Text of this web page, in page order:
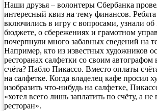
Наши друзья – волонтеры Сбербанка
интересный квиз на тему финансов.
включились в игру с вопросами, узнали об
бюджете, о сбережениях и грамотном
почерпнули много забавных сведений на
Например, кто из известных художников
ресторанах салфетки со своим автографом
счёта? Пабло Пикассо. Вместо оплаты
на салфетке. Когда владелец кафе просил
изобразить что-нибудь на салфетке,
«хотел всего лишь заплатить по счёту, а не
ресторан».